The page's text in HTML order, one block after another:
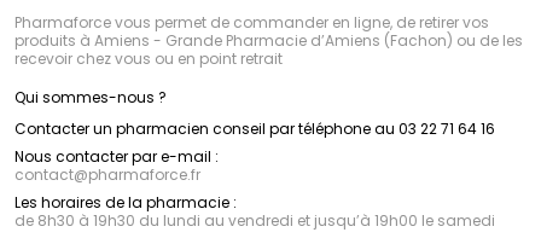
Pharmaforce vous permet de commander en ligne, de retirer vos
produits à Amiens - Grande Pharmacie d’Amiens (Fachon) ou de les
recevoir chez vous ou en point retrait
Qui sommes-nous ?
Contacter un pharmacien conseil par téléphone au 03 22 71 64 16
Nous contacter par e-mail :
contact@pharmaforce.fr
Les horaires de la pharmacie :
de 8h30 à 19h30 du lundi au vendredi et jusqu’à 19h00 le samedi